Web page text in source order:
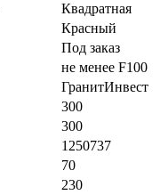
Квадратная
Красный
Под заказ
не менее F100
ГранитИнвест
300
300
1250737
70
230